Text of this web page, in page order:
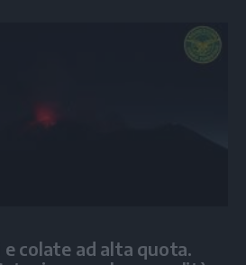
e colate ad alta quota.